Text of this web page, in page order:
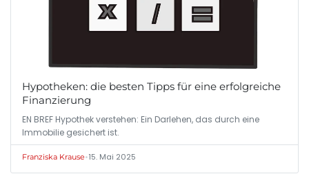
Hypotheken: die besten Tipps für eine erfolgreiche
Finanzierung
EN BREF Hypothek verstehen: Ein Darlehen, das durch eine
Immobilie gesichert ist.
Franziska Krause•15. Mai 2025